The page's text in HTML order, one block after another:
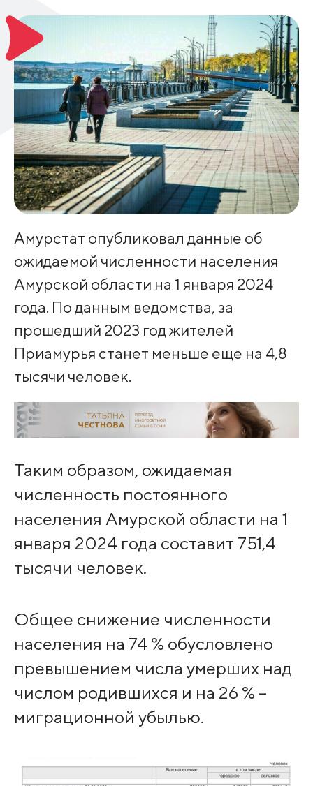
Амурстат опубликовал данные об
ожидаемой численности населения
Амурской области на 1 января 2024
года. По данным ведомства, за
прошедший 2023 год жителей
Приамурья станет меньше еще на 4,8
тысячи человек.
Таким образом, ожидаемая
численность постоянного
населения Амурской области на 1
января 2024 года составит 751,4
тысячи человек.
Общее снижение численности
населения на 74 % обусловлено
превышением числа умерших над
числом родившихся и на 26 % –
миграционной убылью.